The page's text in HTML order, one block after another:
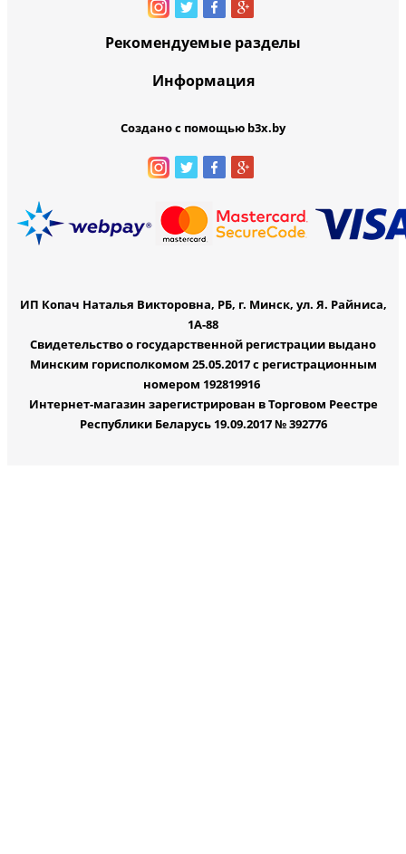
Рекомендуемые разделы
Информация
Создано с помощью b3x.by
ИП Копач Наталья Викторовна, РБ, г. Минск, ул. Я. Райниса,
1А-88
Свидетельство о государственной регистрации выдано
Минским горисполкомом 25.05.2017 с регистрационным
номером 192819916
Интернет-магазин зарегистрирован в Торговом Реестре
Республики Беларусь 19.09.2017 № 392776